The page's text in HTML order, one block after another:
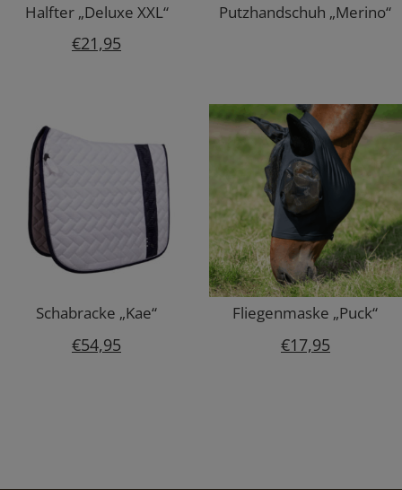
Halfter „Deluxe XXL“
€21,95
Putzhandschuh „Merino“
Schabracke „Kae“
€54,95
Fliegenmaske „Puck“
€17,95